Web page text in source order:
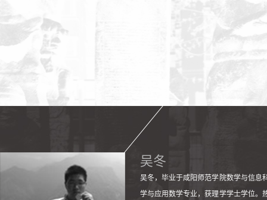
吴冬
吴冬，毕业于咸阳师范学院数学与信息
学与应用数学专业，获理学学士学位。